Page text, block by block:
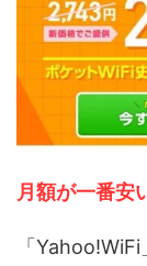
月額が一番安
「